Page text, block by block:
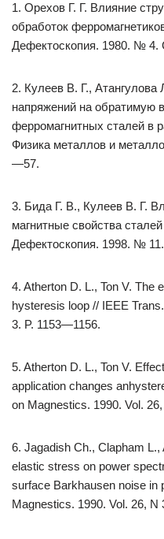
1. Орехов Г. Г. Влияние
обработок
Дефектоскопия. 1980. №
2. Кулеев В. Г., Атангулова
напряжений на обратимую
ферромагнитных сталей в
Физика металлов и
—57.
3. Бида Г. В., Кулеев В. Г.
магнитные свойства
Дефектоскопия. 1998. №
4. Atherton D. L., Ton V. The
hysteresis loop // IEEE
3. P. 1153—1156.
5. Atherton D. L., Ton V.
application changes
on Magnestics. 1990. Vol.
6. Jagadish Ch., Clapham
elastic stress on power
surface Barkhausen noise in
Magnestics. 1990. Vol. 26, N